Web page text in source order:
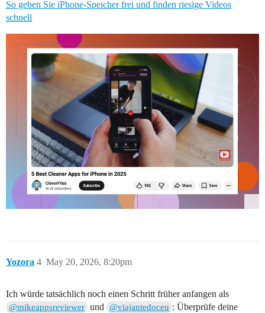
So geben Sie iPhone-Speicher frei und finden riesige Videos
schnell
Yozora May 20, 2026, 8:20pm
4
Ich würde tatsächlich noch einen Schritt früher anfangen als
@mikeappsreviewer und @viajantedoceu : Überprüfe deine